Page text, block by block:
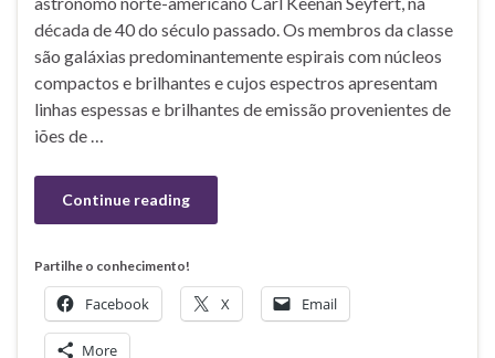
década de 40 do século passado. Os membros da classe
são galáxias predominantemente espirais com núcleos
compactos e brilhantes e cujos espectros apresentam
linhas espessas e brilhantes de emissão provenientes de
iões de …
Continue reading
Partilhe o conhecimento!
Facebook X Email
More